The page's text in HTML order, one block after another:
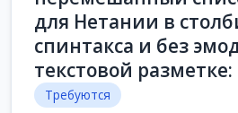
для Нетании в
спинтакса и без
текстовой разметке:
Требуются